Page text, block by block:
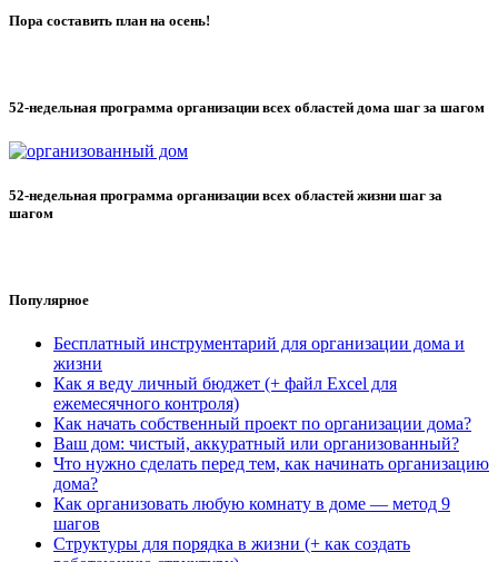
Пора составить план на осень!
52-недельная программа организации всех областей дома шаг за шагом
52-недельная программа организации всех областей жизни шаг за
шагом
Популярное
Бесплатный инструментарий для организации дома и
жизни
Как я веду личный бюджет (+ файл Excel для
ежемесячного контроля)
Как начать собственный проект по организации дома?
Ваш дом: чистый, аккуратный или организованный?
Что нужно сделать перед тем, как начинать организацию
дома?
Как организовать любую комнату в доме — метод 9
шагов
Структуры для порядка в жизни (+ как создать